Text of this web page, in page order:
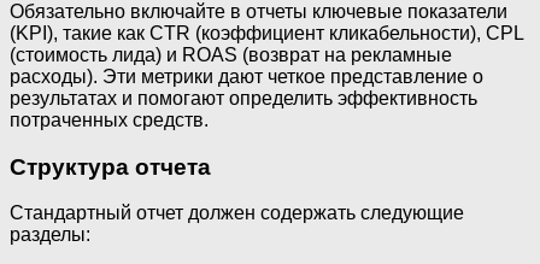
Обязательно включайте в отчеты ключевые показатели
(KPI), такие как CTR (коэффициент кликабельности), CPL
(стоимость лида) и ROAS (возврат на рекламные
расходы). Эти метрики дают четкое представление о
результатах и помогают определить эффективность
потраченных средств.
Структура отчета
Стандартный отчет должен содержать следующие
разделы: